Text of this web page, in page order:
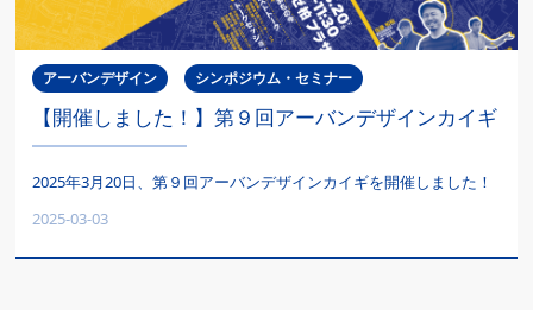
アーバンデザイン シンポジウム・セミナー
【開催しました！】第９回アーバンデザインカイギ
2025年3月20日、第９回アーバンデザインカイギを開催しました！
2025-03-03